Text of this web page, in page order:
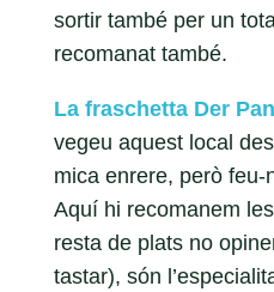
sortir també per un
recomanat també.
La fraschetta Der
vegeu aquest local
mica enrere, però feu-
Aquí hi recomanem les
resta de plats no
tastar), són